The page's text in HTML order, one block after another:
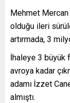
Mehmet Mercan
olduğu ileri
artırmada, 3
İhaleye 3 büyük
avroya kadar
adamı İzzet
almıştı.